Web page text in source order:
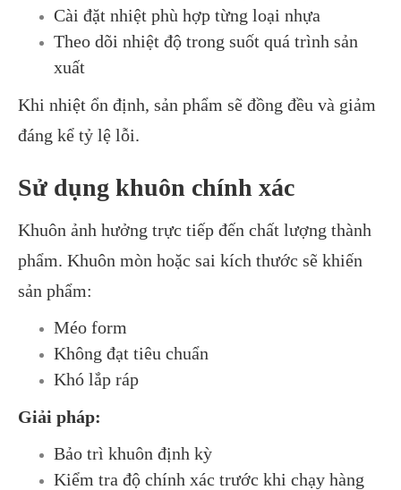
Cài đặt nhiệt phù hợp từng loại nhựa
Theo dõi nhiệt độ trong suốt quá trình sản
xuất
Khi nhiệt ổn định, sản phẩm sẽ đồng đều và giảm
đáng kể tỷ lệ lỗi.
Sử dụng khuôn chính xác
Khuôn ảnh hưởng trực tiếp đến chất lượng thành
phẩm. Khuôn mòn hoặc sai kích thước sẽ khiến
sản phẩm:
Méo form
Không đạt tiêu chuẩn
Khó lắp ráp
Giải pháp:
Bảo trì khuôn định kỳ
Kiểm tra độ chính xác trước khi chạy hàng